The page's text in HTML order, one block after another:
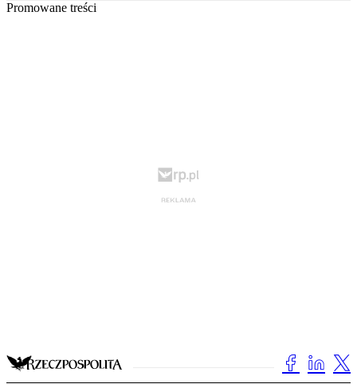
Promowane treści